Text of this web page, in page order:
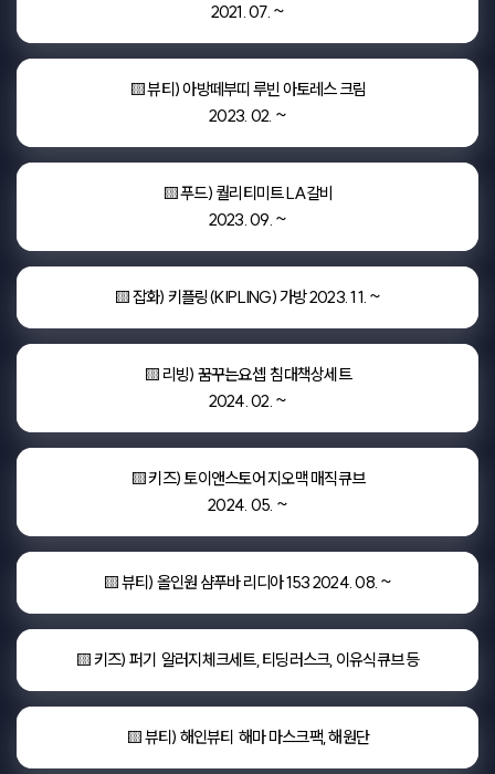
2021. 07. ~
🟨 뷰티) 아방떼부띠 루빈 아토레스 크림
2023. 02. ~
🟨 푸드) 퀄리티미트 LA갈비
2023. 09. ~
🟨 잡화) 키플링(KIPLING) 가방 2023. 11. ~
🟨 리빙) 꿈꾸는요셉  침대책상세트
2024. 02. ~
🟨 키즈) 토이앤스토어 지오맥 매직큐브
2024. 05. ~
🟨 뷰티) 올인원 샴푸바 리디아 153 2024. 08. ~
🟨 키즈) 퍼기  알러지체크세트, 티딩러스크, 이유식큐브 등
🟨 뷰티) 해인뷰티  해마 마스크팩, 해원단